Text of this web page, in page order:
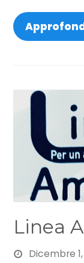
Linea
Dicembre